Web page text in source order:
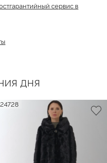
сервис в
дня
24728